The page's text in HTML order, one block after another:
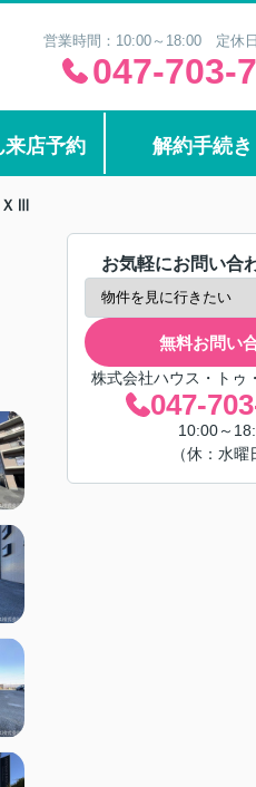
営業時間：10:00～18:00 定休
047-703-
来店予約 解約手続き
ＸⅢ
お気軽にお問い合
無料お問い
株式会社ハウス・トゥ
047-
10:00～
（休：水曜